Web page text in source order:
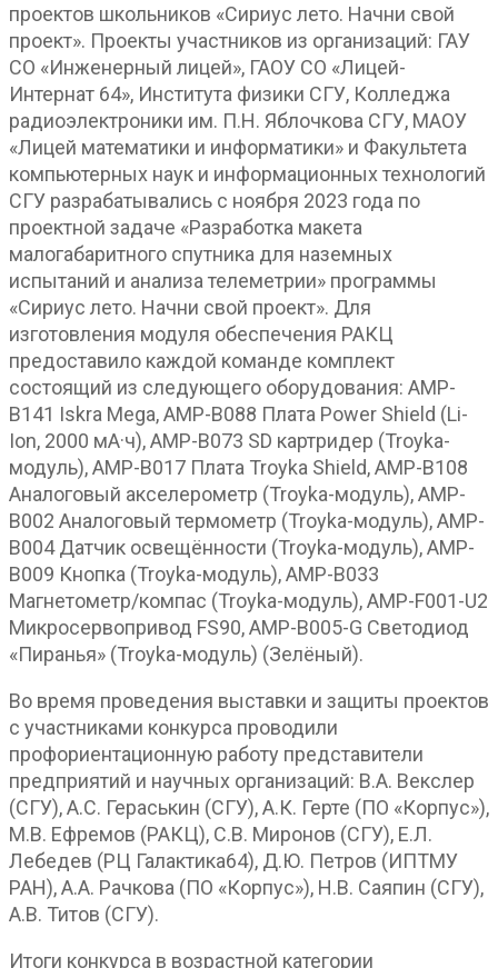
проектов школьников «Сириус лето. Начни свой
проект». Проекты участников из организаций: ГАУ
СО «Инженерный лицей», ГАОУ СО «Лицей-
Интернат 64», Института физики СГУ, Колледжа
радиоэлектроники им. П.Н. Яблочкова СГУ, МАОУ
«Лицей математики и информатики» и Факультета
компьютерных наук и информационных технологий
СГУ разрабатывались с ноября 2023 года по
проектной задаче «Разработка макета
малогабаритного спутника для наземных
испытаний и анализа телеметрии» программы
«Сириус лето. Начни свой проект». Для
изготовления модуля обеспечения РАКЦ
предоставило каждой команде комплект
состоящий из следующего оборудования: AMP-
B141 Iskra Mega, AMP-B088 Плата Power Shield (Li-
Ion, 2000 мА·ч), AMP-B073 SD картридер (Troyka-
модуль), AMP-B017 Плата Troyka Shield, AMP-B108
Аналоговый акселерометр (Troyka-модуль), AMP-
B002 Аналоговый термометр (Troyka-модуль), AMP-
B004 Датчик освещённости (Troyka-модуль), AMP-
B009 Кнопка (Troyka-модуль), AMP-B033
Магнетометр/компас (Troyka-модуль), AMP-F001-U2
Микросервопривод FS90, AMP-B005-G Светодиод
«Пиранья» (Troyka-модуль) (Зелёный).
Во время проведения выставки и защиты проектов
с участниками конкурса проводили
профориентационную работу представители
предприятий и научных организаций: В.А. Векслер
(СГУ), А.С. Гераськин (СГУ), А.К. Герте (ПО «Корпус»),
М.В. Ефремов (РАКЦ), С.В. Миронов (СГУ), Е.Л.
Лебедев (РЦ Галактика64), Д.Ю. Петров (ИПТМУ
РАН), А.А. Рачкова (ПО «Корпус»), Н.В. Саяпин (СГУ),
А.В. Титов (СГУ).
Итоги конкурса в возрастной категории